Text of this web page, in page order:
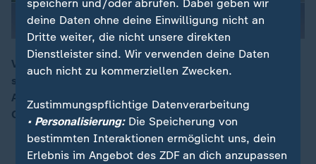
Volkswagen will sparen und womöglich ganze Werke
schließen. "Die IG-Metall wird um alle Werke und
Arbeitsplätze bei VW kämpfen", so IG-Metall-Chefin
Christiane Benner.
speichern und/oder abrufen. Dabei geben wir
deine Daten ohne deine Einwilligung nicht an
Dritte weiter, die nicht unsere direkten
Dienstleister sind. Wir verwenden deine Daten
auch nicht zu kommerziellen Zwecken.
Zustimmungspflichtige Datenverarbeitung
• Personalisierung:Die Speicherung von
bestimmten Interaktionen ermöglicht uns, dein
Erlebnis im Angebot des ZDF an dich anzupassen